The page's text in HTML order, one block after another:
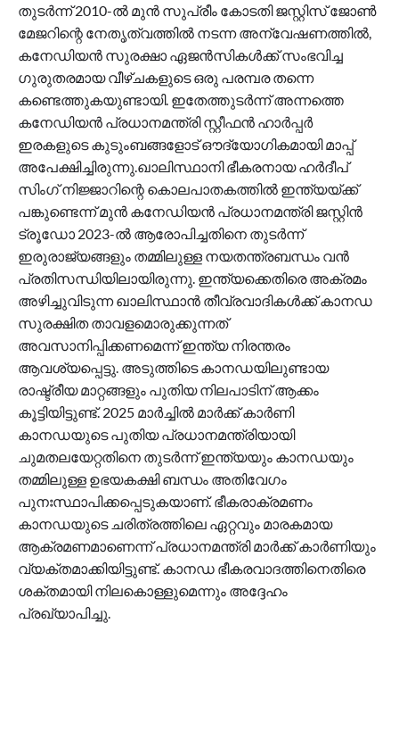
തുടർന്ന് 2010-ൽ മുൻ സുപ്രീം കോടതി ജസ്റ്റിസ് ജോൺ
മേജറിന്റെ നേതൃത്വത്തിൽ നടന്ന അന്വേഷണത്തിൽ,
കനേഡിയൻ സുരക്ഷാ ഏജൻസികൾക്ക് സംഭവിച്ച
ഗുരുതരമായ വീഴ്ചകളുടെ ഒരു പരമ്പര തന്നെ
കണ്ടെത്തുകയുണ്ടായി. ഇതേത്തുടർന്ന് അന്നത്തെ
കനേഡിയൻ പ്രധാനമന്ത്രി സ്റ്റീഫൻ ഹാർപ്പർ
ഇരകളുടെ കുടുംബങ്ങളോട് ഔദ്യോഗികമായി മാപ്പ്
അപേക്ഷിച്ചിരുന്നു.ഖാലിസ്ഥാനി ഭീകരനായ ഹർദീപ്
സിംഗ് നിജ്ജാറിന്റെ കൊലപാതകത്തിൽ ഇന്ത്യയ്ക്ക്
പങ്കുണ്ടെന്ന് മുൻ കനേഡിയൻ പ്രധാനമന്ത്രി ജസ്റ്റിൻ
ട്രൂഡോ 2023-ൽ ആരോപിച്ചതിനെ തുടർന്ന്
ഇരുരാജ്യങ്ങളും തമ്മിലുള്ള നയതന്ത്രബന്ധം വൻ
പ്രതിസന്ധിയിലായിരുന്നു. ഇന്ത്യക്കെതിരെ അക്രമം
അഴിച്ചുവിടുന്ന ഖാലിസ്ഥാൻ തീവ്രവാദികൾക്ക് കാനഡ
സുരക്ഷിത താവളമൊരുക്കുന്നത്
അവസാനിപ്പിക്കണമെന്ന് ഇന്ത്യ നിരന്തരം
ആവശ്യപ്പെട്ടു. അടുത്തിടെ കാനഡയിലുണ്ടായ
രാഷ്ട്രീയ മാറ്റങ്ങളും പുതിയ നിലപാടിന് ആക്കം
കൂട്ടിയിട്ടുണ്ട്. 2025 മാർച്ചിൽ മാർക്ക് കാർണി
കാനഡയുടെ പുതിയ പ്രധാനമന്ത്രിയായി
ചുമതലയേറ്റതിനെ തുടർന്ന് ഇന്ത്യയും കാനഡയും
തമ്മിലുള്ള ഉഭയകക്ഷി ബന്ധം അതിവേഗം
പുനഃസ്ഥാപിക്കപ്പെടുകയാണ്. ഭീകരാക്രമണം
കാനഡയുടെ ചരിത്രത്തിലെ ഏറ്റവും മാരകമായ
ആക്രമണമാണെന്ന് പ്രധാനമന്ത്രി മാർക്ക് കാർണിയും
വ്യക്തമാക്കിയിട്ടുണ്ട്. കാനഡ ഭീകരവാദത്തിനെതിരെ
ശക്തമായി നിലകൊള്ളുമെന്നും അദ്ദേഹം
പ്രഖ്യാപിച്ചു.